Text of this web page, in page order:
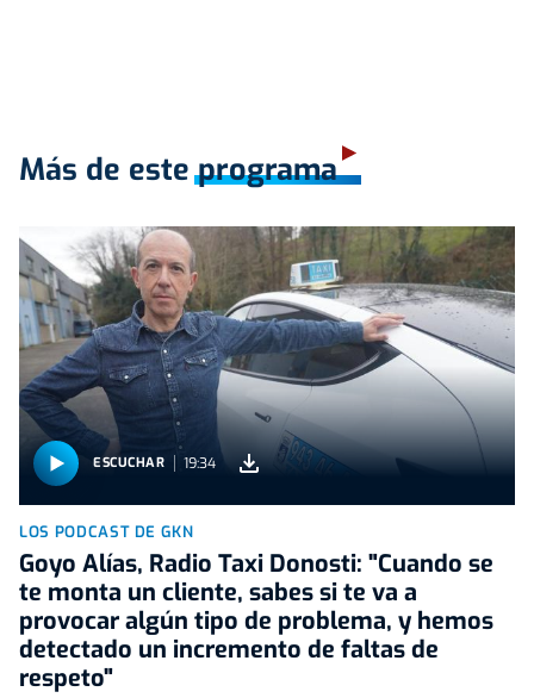
Más de este programa
ESCUCHAR 19:34
LOS PODCAST DE GKN
Goyo Alías, Radio Taxi Donosti: "Cuando se
te monta un cliente, sabes si te va a
provocar algún tipo de problema, y hemos
detectado un incremento de faltas de
respeto"